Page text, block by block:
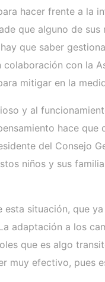
hacer frente a la
que alguno de
que saber
con la
mitigar en la
y al
hace que
del Consejo
niños y sus
esta situación, que
adaptación a los
que es algo
muy efectivo, pues